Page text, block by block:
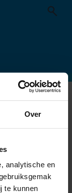
Over
analytische en
te kunnen
in